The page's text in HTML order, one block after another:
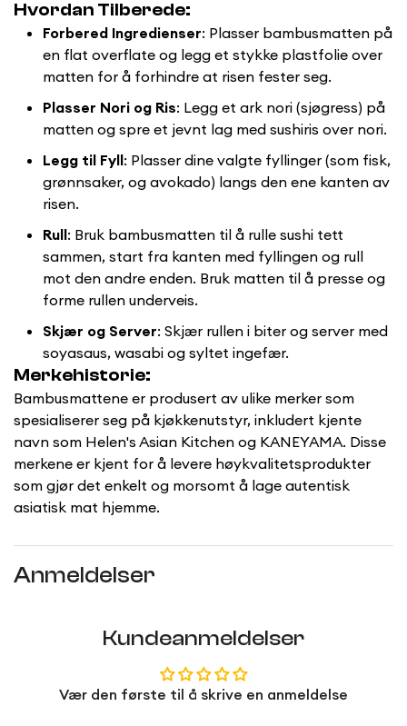
Hvordan Tilberede:
Forbered Ingredienser: Plasser bambusmatten på
en flat overflate og legg et stykke plastfolie over
matten for å forhindre at risen fester seg.
Plasser Nori og Ris: Legg et ark nori (sjøgress) på
matten og spre et jevnt lag med sushiris over nori.
Legg til Fyll: Plasser dine valgte fyllinger (som fisk,
grønnsaker, og avokado) langs den ene kanten av
risen.
Rull: Bruk bambusmatten til å rulle sushi tett
sammen, start fra kanten med fyllingen og rull
mot den andre enden. Bruk matten til å presse og
forme rullen underveis.
Skjær og Server: Skjær rullen i biter og server med
soyasaus, wasabi og syltet ingefær.
Merkehistorie:
Bambusmattene er produsert av ulike merker som
spesialiserer seg på kjøkkenutstyr, inkludert kjente
navn som Helen's Asian Kitchen og KANEYAMA. Disse
merkene er kjent for å levere høykvalitetsprodukter
som gjør det enkelt og morsomt å lage autentisk
asiatisk mat hjemme.
Anmeldelser
Kundeanmeldelser
Vær den første til å skrive en anmeldelse
Confirm your age
Are you 18 years old or older?
No, I'm not Yes, I am